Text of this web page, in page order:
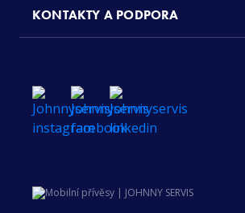
KONTAKTY A PODPORA